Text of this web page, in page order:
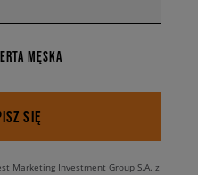
MĘSKA
SIĘ
Marketing Investment Group S.A. z